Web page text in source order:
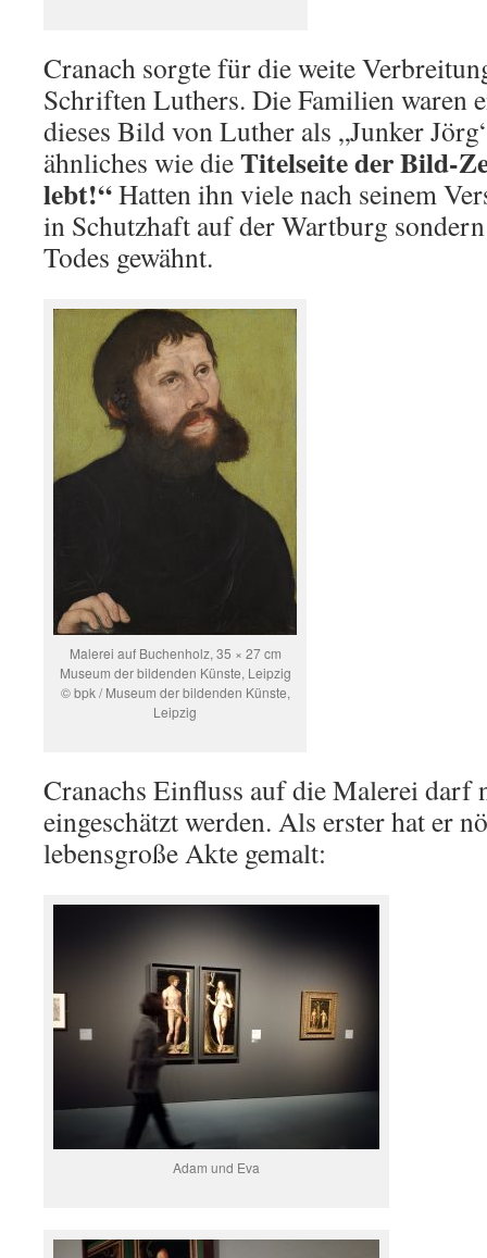
Cranach sorgte für die weite
Schriften Luthers. Die Familien waren
dieses Bild von Luther als „Junker
ähnliches wie dieTitelseite der Bild-
lebt!“Hatten ihn viele nach seinem
in Schutzhaft auf der Wartburg
Todes gewähnt.
Malerei auf Buchenholz, 35 × 27 cm
Museum der bildenden Künste, Leipzig
© bpk / Museum der bildenden Künste,
Leipzig
Cranachs Einfluss auf die Malerei darf
eingeschätzt werden. Als erster hat er
lebensgroße Akte gemalt:
Adam und Eva